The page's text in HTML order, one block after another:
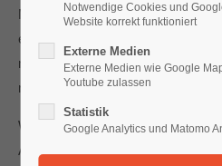
Der Eintrag "offcanvas-col4"
Mit dem vom Verband der
etablierten System der
möchten wir unsere Schülerinnen
musikalischen Leistungsnachweis
Wer will, kann in freiwilligen
Absprache mit seiner Lehrkraft –
Notwendige Cookies und
Website korrekt funktioniert
Externe Medien
Externe Medien wie Google
Youtube zulassen
Statistik
Google Analytics und Matomo